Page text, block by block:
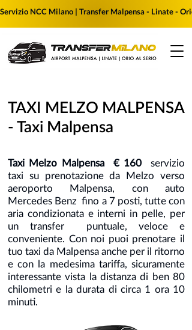
Servizio NCC Milano | Transfer Malpensa - Linate -
TAXI MELZO MALPENSA
- Taxi Malpensa
Taxi Melzo Malpensa € 160 servizio
taxi su prenotazione da Melzo verso
aeroporto Malpensa, con auto
Mercedes Benz fino a 7 posti, tutte con
aria condizionata e interni in pelle, per
un transfer puntuale, veloce e
conveniente. Con noi puoi prenotare il
tuo taxi da Malpensa anche per il ritorno
e con la medesima tariffa, sicuramente
interessante vista la distanza di ben 80
chilometri e la durata di circa 1 ora 10
minuti.